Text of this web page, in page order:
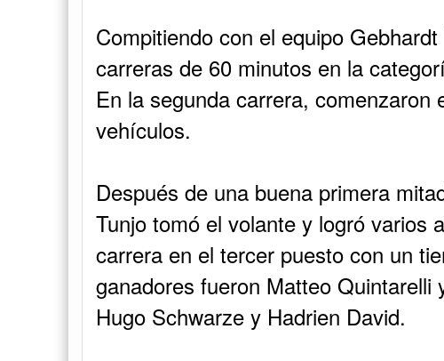
Compitiendo con el equipo
carreras de 60 minutos en la
En la segunda carrera, comenzaron
vehículos.
Después de una buena primera
Tunjo tomó el volante y logró varios
carrera en el tercer puesto con un
ganadores fueron Matteo Quintarelli
Hugo Schwarze y Hadrien David.